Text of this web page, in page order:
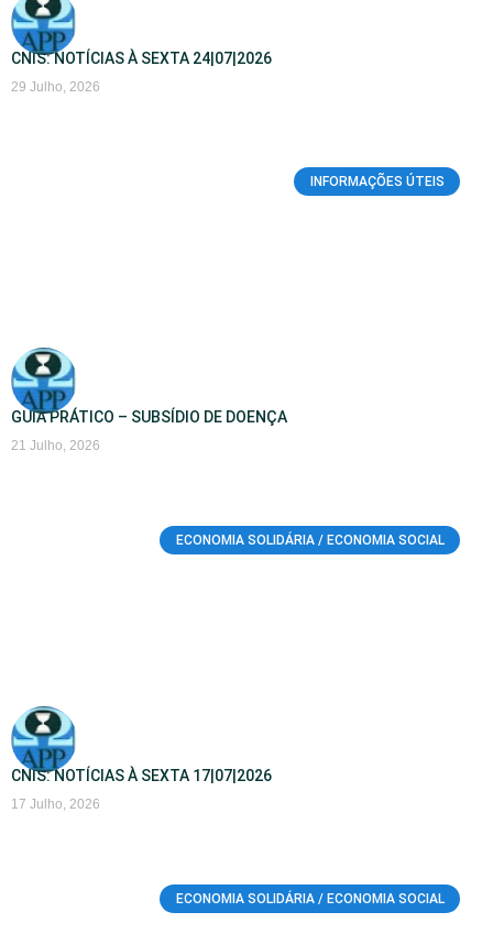
CNIS: NOTÍCIAS À SEXTA 24|07|2026
29 Julho, 2026
INFORMAÇÕES ÚTEIS
GUIA PRÁTICO – SUBSÍDIO DE DOENÇA
21 Julho, 2026
ECONOMIA SOLIDÁRIA / ECONOMIA SOCIAL
CNIS: NOTÍCIAS À SEXTA 17|07|2026
17 Julho, 2026
ECONOMIA SOLIDÁRIA / ECONOMIA SOCIAL